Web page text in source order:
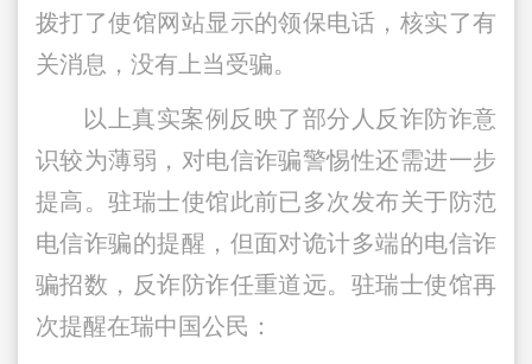
拨打了使馆网站显示的领保电话，核实了有
关消息，没有上当受骗。
以上真实案例反映了部分人反诈防诈意
识较为薄弱，对电信诈骗警惕性还需进一步
提高。驻瑞士使馆此前已多次发布关于防范
电信诈骗的提醒，但面对诡计多端的电信诈
骗招数，反诈防诈任重道远。驻瑞士使馆再
次提醒在瑞中国公民：